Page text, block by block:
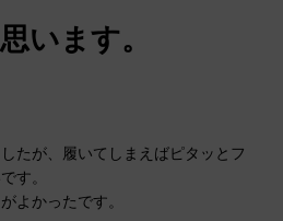
います。
たが、履いてしまえばピタッとフ
す。
よかったです。